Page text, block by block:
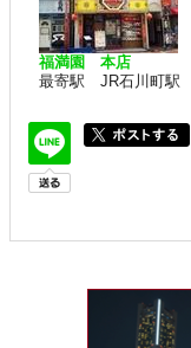
福満園 本店
最寄駅 JR石川町駅